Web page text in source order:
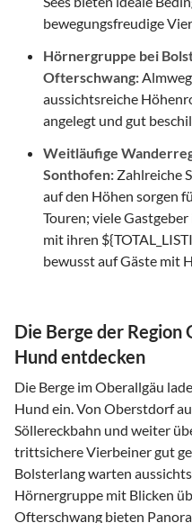
bewegungsfreudige
Hörnergruppe bei
Ofterschwang:
aussichtsreiche
angelegt und gut
Weitläufige
Sonthofen: Zahlreiche
auf den Höhen sorgen
Touren; viele
mit ihren
bewusst auf Gäste mit
Die Berge der
Hund entdecken
Die Berge im Oberallgäu
Hund ein. Von Oberstdorf
Söllereckbahn und weiter
trittsichere Vierbeiner gut
Bolsterlang warten
Hörnergruppe mit Blicken
Ofterschwang bieten